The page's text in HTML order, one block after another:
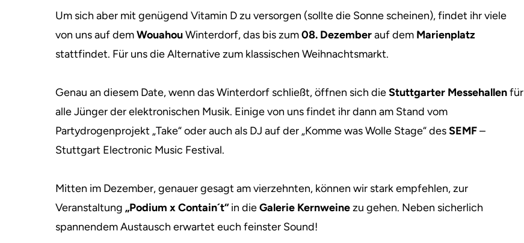
Um sich aber mit genügend Vitamin D zu versorgen (sollte die Sonne scheinen), findet ihr viele
von uns auf demWouahouWinterdorf, das bis zum08. Dezemberauf dem Marienplatz
stattfindet. Für uns die Alternative zum klassischen Weihnachtsmarkt.
Genau an diesem Date, wenn das Winterdorf schließt, öffnen sich dieStuttgarter Messehallenfür
alle Jünger der elektronischen Musik. Einige von uns findet ihr dann am Stand vom
Partydrogenprojekt „Take“ oder auch als DJ auf der „Komme was Wolle Stage“ desSEMF–
Stuttgart Electronic Music Festival.
Mitten im Dezember, genauer gesagt am vierzehnten, können wir stark empfehlen, zur
Veranstaltung „Podium x Contain´t“in dieGalerie Kernweinezu gehen. Neben sicherlich
spannendem Austausch erwartet euch feinster Sound!